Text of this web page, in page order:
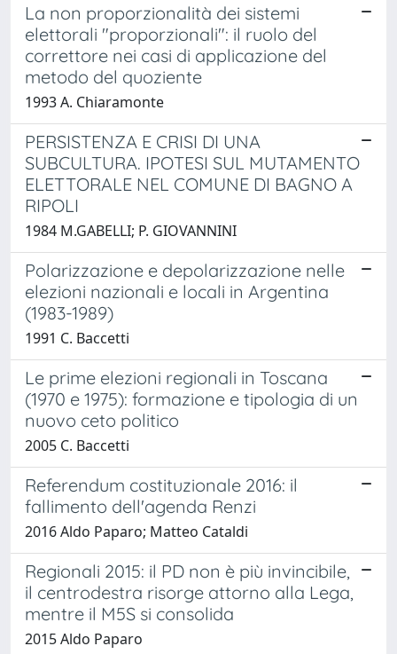
La non proporzionalità dei sistemi
elettorali "proporzionali": il ruolo del
correttore nei casi di applicazione del
metodo del quoziente
1993 A. Chiaramonte
PERSISTENZA E CRISI DI UNA
SUBCULTURA. IPOTESI SUL MUTAMENTO
ELETTORALE NEL COMUNE DI BAGNO A
RIPOLI
1984 M.GABELLI; P. GIOVANNINI
Polarizzazione e depolarizzazione nelle
elezioni nazionali e locali in Argentina
(1983-1989)
1991 C. Baccetti
Le prime elezioni regionali in Toscana
(1970 e 1975): formazione e tipologia di un
nuovo ceto politico
2005 C. Baccetti
Referendum costituzionale 2016: il
fallimento dell'agenda Renzi
2016 Aldo Paparo; Matteo Cataldi
Regionali 2015: il PD non è più invincibile,
il centrodestra risorge attorno alla Lega,
mentre il M5S si consolida
2015 Aldo Paparo